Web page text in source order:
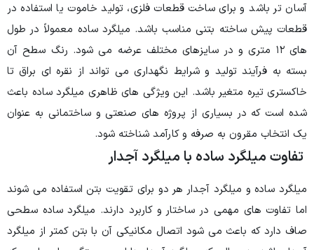
قطعات فلزی، تولید خاموت یا استفاده در
باشد. میلگرد ساده معمولاً در طول
سایزهای مختلف عرضه می شود. رنگ سطح آن
نگهداری می تواند از نقره ای براق تا
این ویژگی های ظاهری میلگرد ساده باعث
پروژه های صنعتی و ساختمانی به عنوان
و کارآمد شناخته شود.
میلگرد آجدار
هر دو برای تقویت بتن استفاده می شوند
و کاربرد دارند. میلگرد ساده سطحی
اتصال مکانیکی آن با بتن کمتر از میلگرد